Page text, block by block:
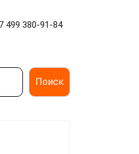
499 380-91-84
Поиск